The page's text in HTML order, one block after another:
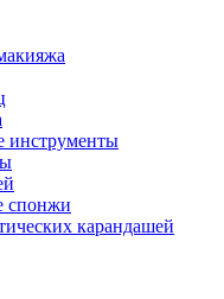
инструменты
спонжи
карандашей